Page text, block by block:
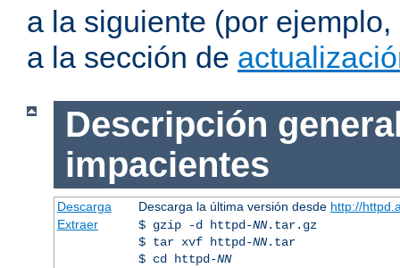
a la siguiente (por
a la sección de
Descripción
impacientes
Descarga Descarga la última versión desde http://
Extraer
$ gzip -d httpd-NN.tar.gz
$ tar xvf httpd-NN.tar
$ cd httpd-NN